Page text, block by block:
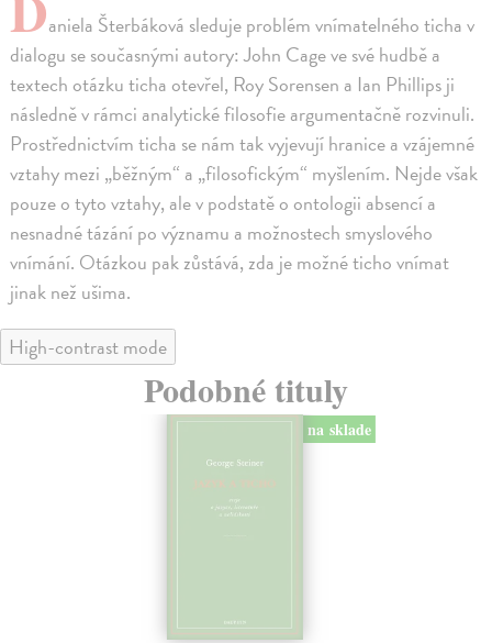
aniela Šterbáková sleduje problém vnímatelného ticha v
dialogu se současnými autory: John Cage ve své hudbě a
textech otázku ticha otevřel, Roy Sorensen a Ian Phillips ji
následně v rámci analytické filosofie argumentačně rozvinuli.
Prostřednictvím ticha se nám tak vyjevují hranice a vzájemné
vztahy mezi „běžným“ a „filosofickým“ myšlením. Nejde však
pouze o tyto vztahy, ale v podstatě o ontologii absencí a
nesnadné tázání po významu a možnostech smyslového
vnímání. Otázkou pak zůstává, zda je možné ticho vnímat
jinak než ušima.
High-contrast mode
Podobné tituly
na sklade